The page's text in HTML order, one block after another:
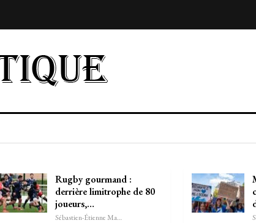
Rugby gourmand :
derrière limitrophe de 80
joueurs,…
Sébastien-Étienne Marechal